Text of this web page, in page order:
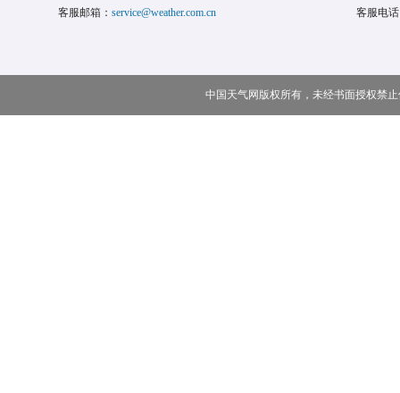
客服邮箱： service@weather.com.cn 客服电
中国天气网版权所有，未经书面授权